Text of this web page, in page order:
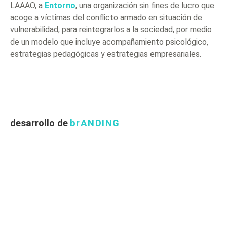
LAAAO, a Entorno, una organización sin fines de lucro que
acoge a víctimas del conflicto armado en situación de
vulnerabilidad, para reintegrarlos a la sociedad, por medio
de un modelo que incluye acompañamiento psicológico,
estrategias pedagógicas y estrategias empresariales.
desarrollo de brANDING